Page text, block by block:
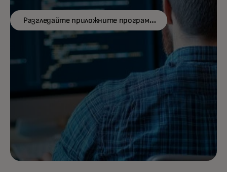
Разгледайте приложните програмни
интерфейсиopens in a new tab